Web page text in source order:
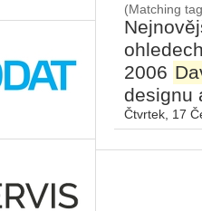
(Matching
2006
designu
Čtvrtek, 17